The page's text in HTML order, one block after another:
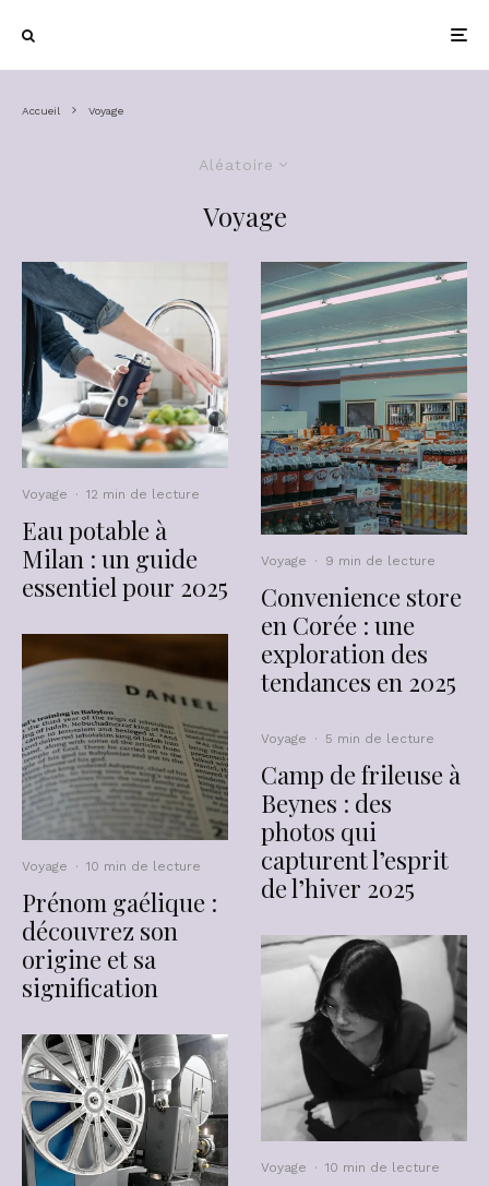
Accueil Voyage
Aléatoire
Voyage
Voyage · 12 min de lecture
Eau potable à
Milan : un guide
essentiel pour 2025
Voyage · 10 min de lecture
Prénom gaélique :
découvrez son
origine et sa
signification
Voyage · 9 min de lecture
Convenience store
en Corée : une
exploration des
tendances en 2025
Voyage · 5 min de lecture
Camp de frileuse à
Beynes : des
photos qui
capturent l’esprit
de l’hiver 2025
Voyage · 10 min de lecture